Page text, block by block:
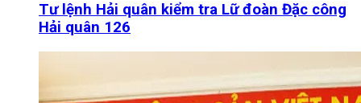
Tư lệnh Hải quân kiểm tra Lữ đoàn Đặc công
Hải quân 126